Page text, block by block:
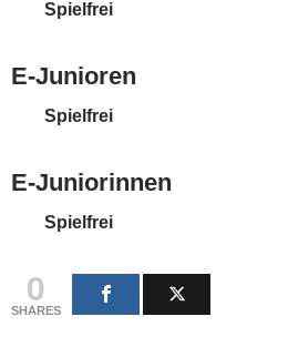
Spielfrei
E-Junioren
Spielfrei
E-Juniorinnen
Spielfrei
0
SHARES